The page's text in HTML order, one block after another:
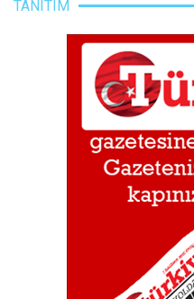
TANITIM